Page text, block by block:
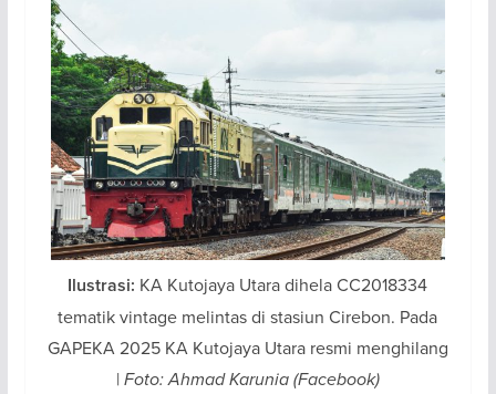
Ilustrasi: KA Kutojaya Utara dihela CC2018334
tematik vintage melintas di stasiun Cirebon. Pada
GAPEKA 2025 KA Kutojaya Utara resmi menghilang
| Foto: Ahmad Karunia (Facebook)